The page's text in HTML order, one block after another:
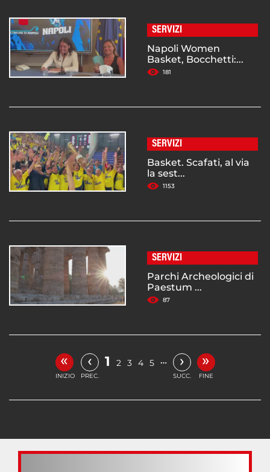
SERVIZI
Napoli Women
Basket, Bocchetti:...
181
SERVIZI
Basket. Scafati, al via
la sest...
1153
SERVIZI
Parchi Archeologici di
Paestum ...
87
«
INIZIO
‹
PREC.
1 2 3 4 5 … ›
SUCC.
»
FINE